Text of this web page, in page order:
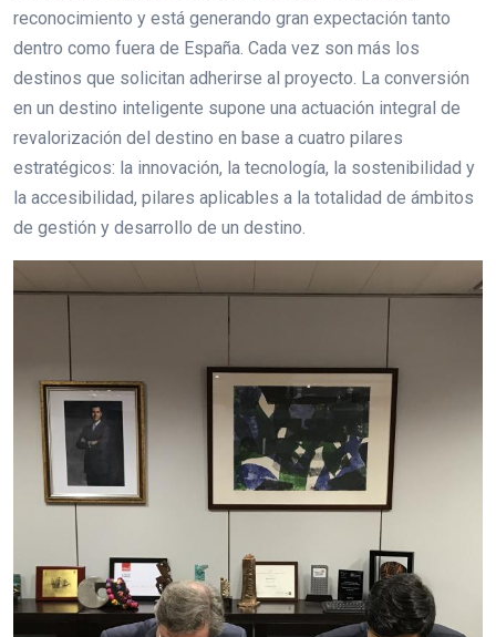
reconocimiento y está generando gran expectación tanto
dentro como fuera de España. Cada vez son más los
destinos que solicitan adherirse al proyecto. La conversión
en un destino inteligente supone una actuación integral de
revalorización del destino en base a cuatro pilares
estratégicos: la innovación, la tecnología, la sostenibilidad y
la accesibilidad, pilares aplicables a la totalidad de ámbitos
de gestión y desarrollo de un destino.